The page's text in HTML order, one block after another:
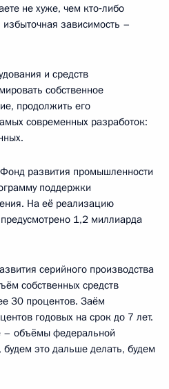
не хуже, чем кто‑либо
зависимость –
и средств
собственное
продолжить его
современных разработок:
развития промышленности
поддержки
На её реализацию
1,2 миллиарда
серийного производства
собственных средств
30 процентов. Заём
годовых на срок до 7 лет.
– объёмы федеральной
это дальше делать, будем